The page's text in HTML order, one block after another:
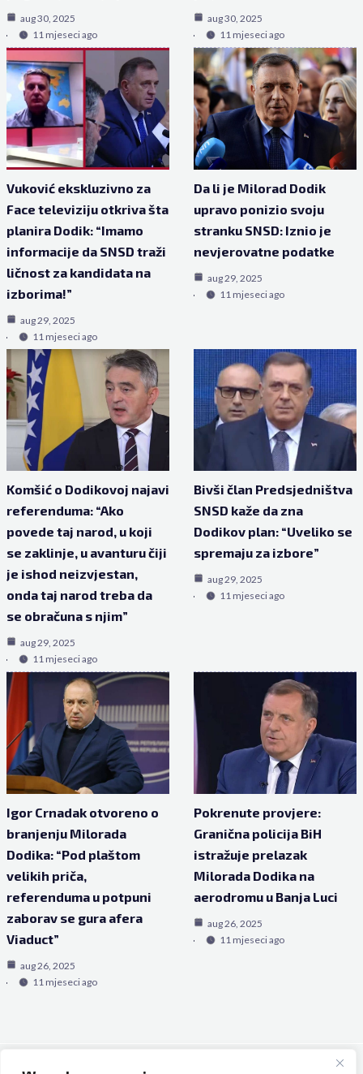
aug 30, 2025
11 mjeseci ago
aug 30, 2025
11 mjeseci ago
Vuković ekskluzivno za
Face televiziju otkriva šta
planira Dodik: “Imamo
informacije da SNSD traži
ličnost za kandidata na
izborima!”
aug 29, 2025
11 mjeseci ago
Da li je Milorad Dodik
upravo ponizio svoju
stranku SNSD: Iznio je
nevjerovatne podatke
aug 29, 2025
11 mjeseci ago
Komšić o Dodikovoj najavi
referenduma: “Ako
povede taj narod, u koji
se zaklinje, u avanturu čiji
je ishod neizvjestan,
onda taj narod treba da
se obračuna s njim”
aug 29, 2025
11 mjeseci ago
Bivši član Predsjedništva
SNSD kaže da zna
Dodikov plan: “Uveliko se
spremaju za izbore”
aug 29, 2025
11 mjeseci ago
Igor Crnadak otvoreno o
branjenju Milorada
Dodika: “Pod plaštom
velikih priča,
referenduma u potpuni
zaborav se gura afera
Viaduct”
aug 26, 2025
11 mjeseci ago
Pokrenute provjere:
Granična policija BiH
istražuje prelazak
Milorada Dodika na
aerodromu u Banja Luci
aug 26, 2025
11 mjeseci ago